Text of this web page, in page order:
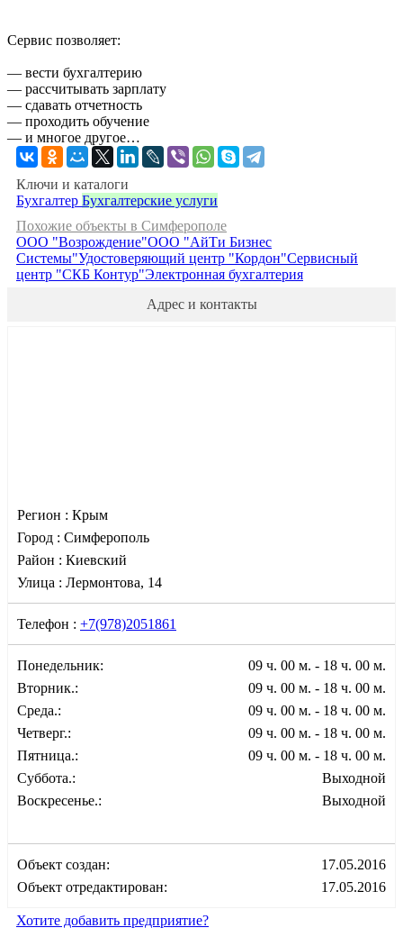
Сервис позволяет:
— вести бухгалтерию
— рассчитывать зарплату
— сдавать отчетность
— проходить обучение
— и многое другое…
Ключи и каталоги
Бухгалтер Бухгалтерские услуги
Похожие объекты в Симферополе
ООО "Возрождение"ООО "АйТи Бизнес
Системы"Удостоверяющий центр "Кордон"Сервисный
центр "СКБ Контур"Электронная бухгалтерия
Адрес и контакты
Регион : Крым
Город : Симферополь
Район : Киевский
Улица : Лермонтова, 14
Телефон : +7(978)2051861
Понедельник:
09 ч. 00 м. - 18 ч. 00 м.
Вторник.:
09 ч. 00 м. - 18 ч. 00 м.
Среда.:
09 ч. 00 м. - 18 ч. 00 м.
Четверг.:
09 ч. 00 м. - 18 ч. 00 м.
Пятница.:
09 ч. 00 м. - 18 ч. 00 м.
Суббота.:
Выходной
Воскресенье.:
Выходной
Объект создан:
17.05.2016
Объект отредактирован:
17.05.2016
Хотите добавить предприятие?